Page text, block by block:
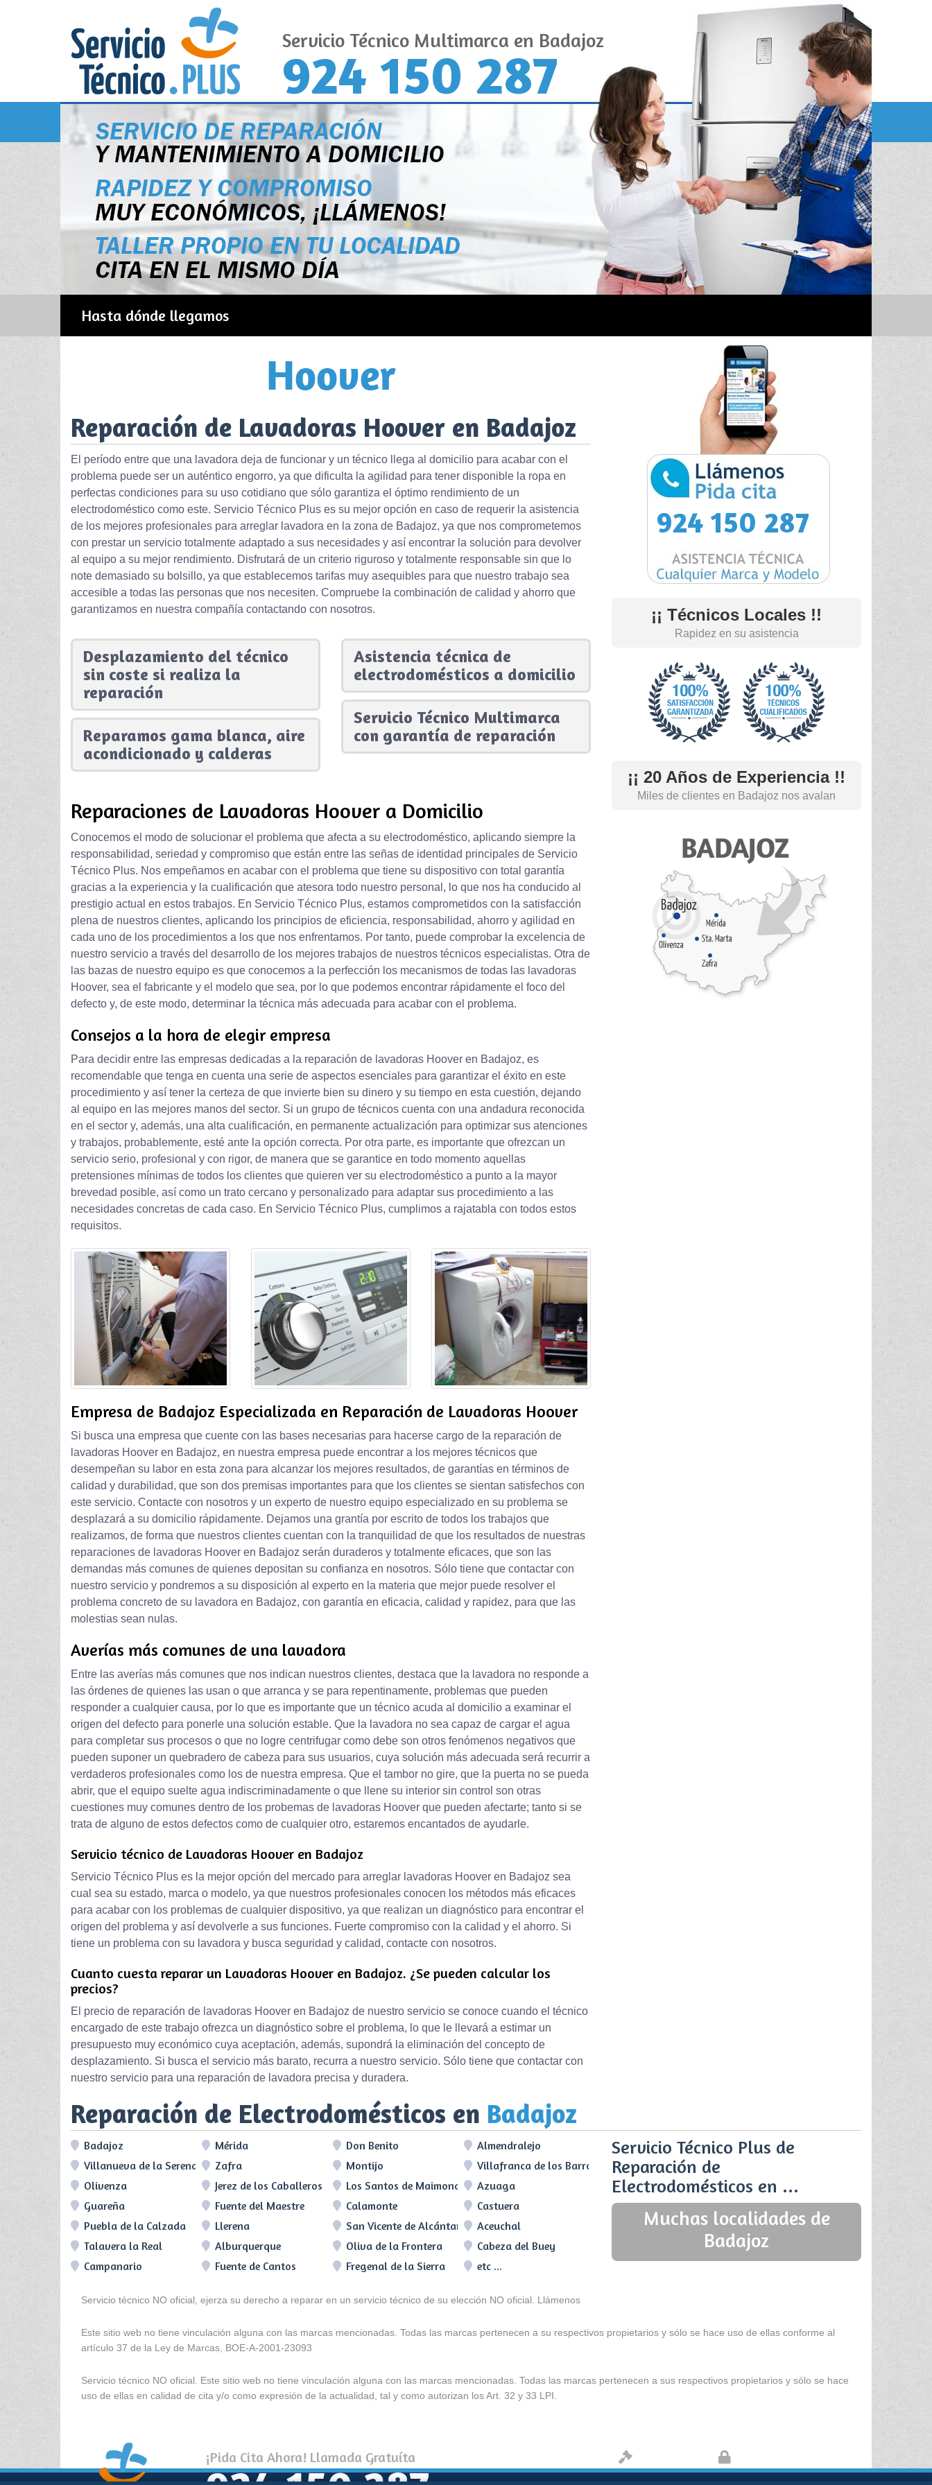
Servicio Técnico Multimarca en Badajoz
924 150 287
Hasta dónde llegamos
Reparación de Lavadoras Hoover en Badajoz
El período entre que una lavadora deja de funcionar y un técnico llega al domicilio para acabar con el
problema puede ser un auténtico engorro, ya que dificulta la agilidad para tener disponible la ropa en
perfectas condiciones para su uso cotidiano que sólo garantiza el óptimo rendimiento de un
electrodoméstico como este. Servicio Técnico Plus es su mejor opción en caso de requerir la asistencia
de los mejores profesionales para arreglar lavadora en la zona de Badajoz, ya que nos comprometemos
con prestar un servicio totalmente adaptado a sus necesidades y así encontrar la solución para devolver
al equipo a su mejor rendimiento. Disfrutará de un criterio riguroso y totalmente responsable sin que lo
note demasiado su bolsillo, ya que establecemos tarifas muy asequibles para que nuestro trabajo sea
accesible a todas las personas que nos necesiten. Compruebe la combinación de calidad y ahorro que
garantizamos en nuestra compañía contactando con nosotros.
Desplazamiento del técnico
sin coste si realiza la
reparación
Reparamos gama blanca, aire
acondicionado y calderas
Asistencia técnica de
electrodomésticos a domicilio
Servicio Técnico Multimarca
con garantía de reparación
Reparaciones de Lavadoras Hoover a Domicilio
Conocemos el modo de solucionar el problema que afecta a su electrodoméstico, aplicando siempre la
responsabilidad, seriedad y compromiso que están entre las señas de identidad principales de Servicio
Técnico Plus. Nos empeñamos en acabar con el problema que tiene su dispositivo con total garantía
gracias a la experiencia y la cualificación que atesora todo nuestro personal, lo que nos ha conducido al
prestigio actual en estos trabajos. En Servicio Técnico Plus, estamos comprometidos con la satisfacción
plena de nuestros clientes, aplicando los principios de eficiencia, responsabilidad, ahorro y agilidad en
cada uno de los procedimientos a los que nos enfrentamos. Por tanto, puede comprobar la excelencia de
nuestro servicio a través del desarrollo de los mejores trabajos de nuestros técnicos especialistas. Otra de
las bazas de nuestro equipo es que conocemos a la perfección los mecanismos de todas las lavadoras
Hoover, sea el fabricante y el modelo que sea, por lo que podemos encontrar rápidamente el foco del
defecto y, de este modo, determinar la técnica más adecuada para acabar con el problema.
Consejos a la hora de elegir empresa
Para decidir entre las empresas dedicadas a la reparación de lavadoras Hoover en Badajoz, es
recomendable que tenga en cuenta una serie de aspectos esenciales para garantizar el éxito en este
procedimiento y así tener la certeza de que invierte bien su dinero y su tiempo en esta cuestión, dejando
al equipo en las mejores manos del sector. Si un grupo de técnicos cuenta con una andadura reconocida
en el sector y, además, una alta cualificación, en permanente actualización para optimizar sus atenciones
y trabajos, probablemente, esté ante la opción correcta. Por otra parte, es importante que ofrezcan un
servicio serio, profesional y con rigor, de manera que se garantice en todo momento aquellas
pretensiones mínimas de todos los clientes que quieren ver su electrodoméstico a punto a la mayor
brevedad posible, así como un trato cercano y personalizado para adaptar sus procedimiento a las
necesidades concretas de cada caso. En Servicio Técnico Plus, cumplimos a rajatabla con todos estos
requisitos.
Empresa de Badajoz Especializada en Reparación de Lavadoras Hoover
Si busca una empresa que cuente con las bases necesarias para hacerse cargo de la reparación de
lavadoras Hoover en Badajoz, en nuestra empresa puede encontrar a los mejores técnicos que
desempeñan su labor en esta zona para alcanzar los mejores resultados, de garantías en términos de
calidad y durabilidad, que son dos premisas importantes para que los clientes se sientan satisfechos con
este servicio. Contacte con nosotros y un experto de nuestro equipo especializado en su problema se
desplazará a su domicilio rápidamente. Dejamos una grantía por escrito de todos los trabajos que
realizamos, de forma que nuestros clientes cuentan con la tranquilidad de que los resultados de nuestras
reparaciones de lavadoras Hoover en Badajoz serán duraderos y totalmente eficaces, que son las
demandas más comunes de quienes depositan su confianza en nosotros. Sólo tiene que contactar con
nuestro servicio y pondremos a su disposición al experto en la materia que mejor puede resolver el
problema concreto de su lavadora en Badajoz, con garantía en eficacia, calidad y rapidez, para que las
molestias sean nulas.
Averías más comunes de una lavadora
Entre las averías más comunes que nos indican nuestros clientes, destaca que la lavadora no responde a
las órdenes de quienes las usan o que arranca y se para repentinamente, problemas que pueden
responder a cualquier causa, por lo que es importante que un técnico acuda al domicilio a examinar el
origen del defecto para ponerle una solución estable. Que la lavadora no sea capaz de cargar el agua
para completar sus procesos o que no logre centrifugar como debe son otros fenómenos negativos que
pueden suponer un quebradero de cabeza para sus usuarios, cuya solución más adecuada será recurrir a
verdaderos profesionales como los de nuestra empresa. Que el tambor no gire, que la puerta no se pueda
abrir, que el equipo suelte agua indiscriminadamente o que llene su interior sin control son otras
cuestiones muy comunes dentro de los probemas de lavadoras Hoover que pueden afectarte; tanto si se
trata de alguno de estos defectos como de cualquier otro, estaremos encantados de ayudarle.
Servicio técnico de Lavadoras Hoover en Badajoz
Servicio Técnico Plus es la mejor opción del mercado para arreglar lavadoras Hoover en Badajoz sea
cual sea su estado, marca o modelo, ya que nuestros profesionales conocen los métodos más eficaces
para acabar con los problemas de cualquier dispositivo, ya que realizan un diagnóstico para encontrar el
origen del problema y así devolverle a sus funciones. Fuerte compromiso con la calidad y el ahorro. Si
tiene un problema con su lavadora y busca seguridad y calidad, contacte con nosotros.
Cuanto cuesta reparar un Lavadoras Hoover en Badajoz. ¿Se pueden calcular los
precios?
El precio de reparación de lavadoras Hoover en Badajoz de nuestro servicio se conoce cuando el técnico
encargado de este trabajo ofrezca un diagnóstico sobre el problema, lo que le llevará a estimar un
presupuesto muy económico cuya aceptación, además, supondrá la eliminación del concepto de
desplazamiento. Si busca el servicio más barato, recurra a nuestro servicio. Sólo tiene que contactar con
nuestro servicio para una reparación de lavadora precisa y duradera.
924 150 287
¡¡ Técnicos Locales !!
Rapidez en su asistencia
¡¡ 20 Años de Experiencia !!
Miles de clientes en Badajoz nos avalan
Reparación de Electrodomésticos en Badajoz
Badajoz Mérida Don Benito
Almendralejo
Villanueva de la Serena
Zafra Montijo
Villafranca de los Barros
Olivenza
Jerez de los Caballeros Los Santos de Maimona
Azuaga
Guareña
Fuente del Maestre Calamonte
Castuera
Puebla de la Calzada
Llerena San Vicente de Alcántara
Aceuchal
Talavera la Real
Alburquerque Oliva de la Frontera
Cabeza del Buey
Campanario
Fuente de Cantos Fregenal de la Sierra etc ...
Servicio Técnico Plus de
Reparación de
Electrodomésticos en ...
Muchas localidades de
Badajoz
Servicio técnico NO oficial, ejerza su derecho a reparar en un servicio técnico de su elección NO oficial. Llámenos
Este sitio web no tiene vinculación alguna con las marcas mencionadas. Todas las marcas pertenecen a su respectivos propietarios y sólo se hace uso de ellas conforme al
artículo 37 de la Ley de Marcas, BOE-A-2001-23093
Servicio técnico NO oficial. Este sitio web no tiene vinculación alguna con las marcas mencionadas. Todas las marcas pertenecen a sus respectivos propietarios y sólo se hace
uso de ellas en calidad de cita y/o como expresión de la actualidad, tal y como autorizan los Art. 32 y 33 LPI.
¡Pida Cita Ahora! Llamada Gratuíta